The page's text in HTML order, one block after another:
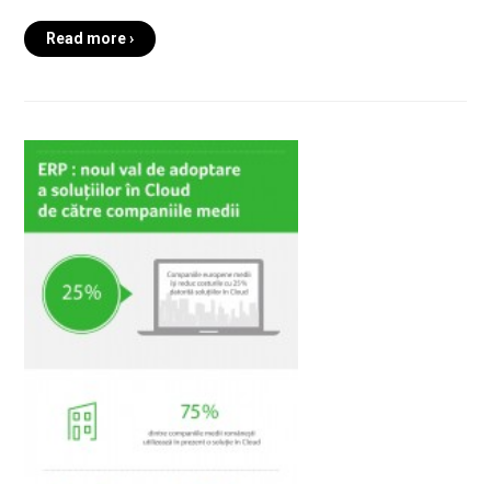
Read more ›